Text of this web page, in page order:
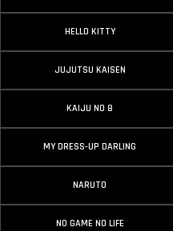
HELLO KITTY
JUJUTSU KAISEN
KAIJU NO 8
MY DRESS-UP DARLING
NARUTO
NO GAME NO LIFE